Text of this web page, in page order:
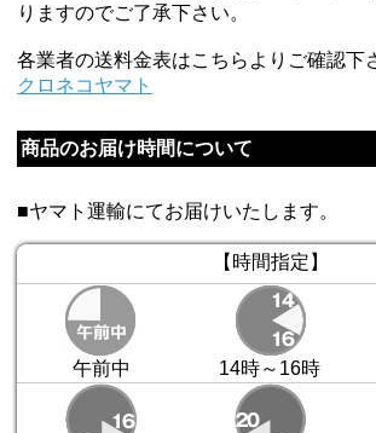
りますのでご了承下さい。
各業者の送料金表はこちらよりご確認下
クロネコヤマト
商品のお届け時間について
■ヤマト運輸にてお届けいたします。
【時間指定】
午前中 14時～16時